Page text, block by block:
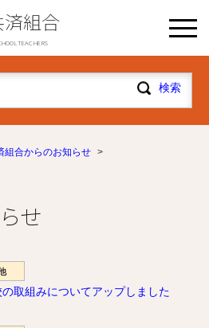
組合
TEACHERS
組合からのお知らせ >
せ
取組みについてアップしました